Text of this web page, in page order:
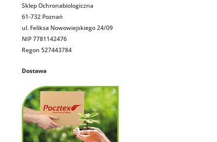
Sklep Ochronabiologiczna
61-732 Poznań
ul. Feliksa Nowowiejskiego 24/09
NIP 7781142476
Regon 527443784
Dostawa